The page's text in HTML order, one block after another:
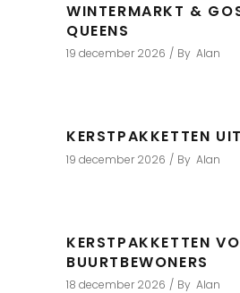
WINTERMARKT &
QUEENS
19 december 2026 By Alan
KERSTPAKKETTEN
19 december 2026 By Alan
KERSTPAKKETTEN
BUURTBEWONERS
18 december 2026 By Alan